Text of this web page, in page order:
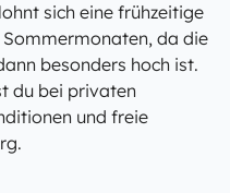
sich eine frühzeitige
Sommermonaten, da die
besonders hoch ist.
du bei privaten
und freie